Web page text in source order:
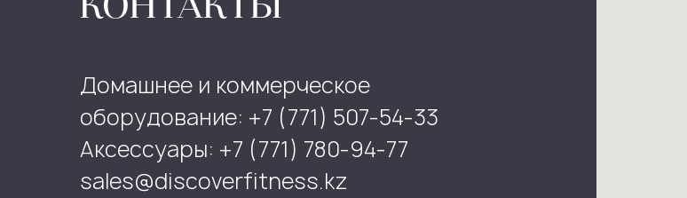
КОНТАКТЫ
Домашнее и коммерческое
оборудование: +7 (771) 507-54-33
Аксессуары: +7 (771) 780-94-77
sales@discoverfitness.kz